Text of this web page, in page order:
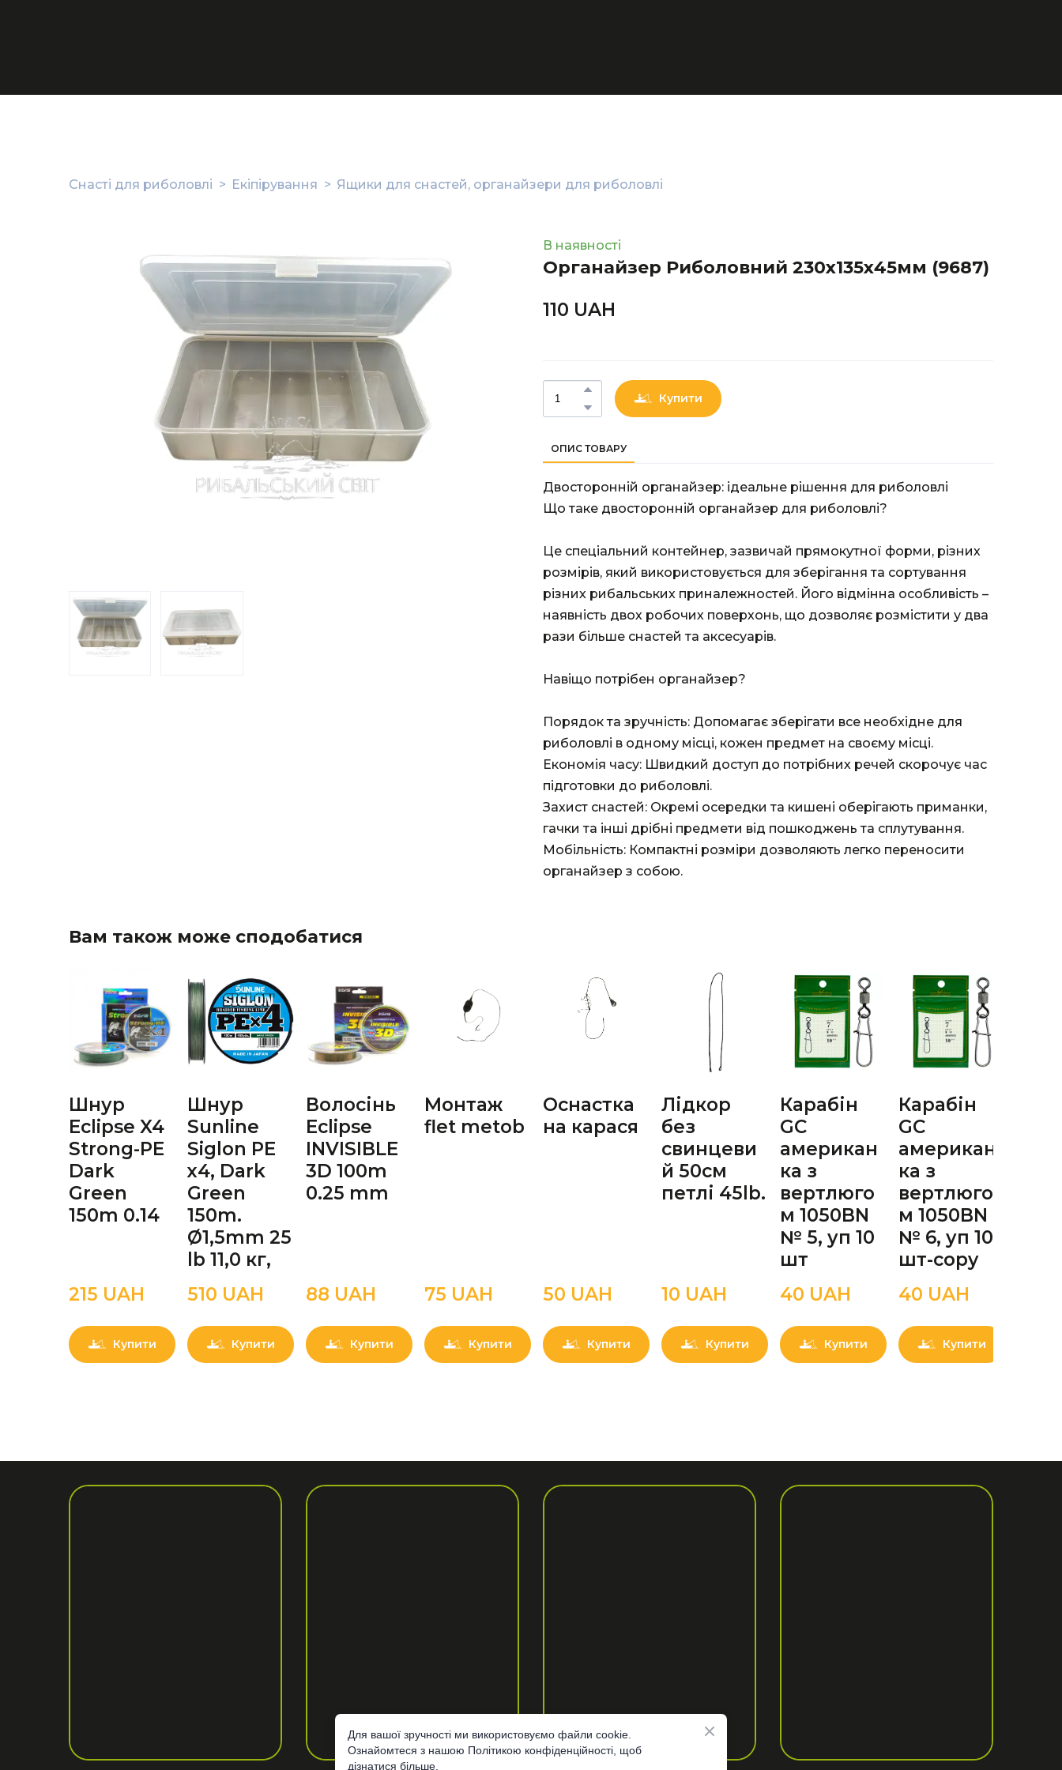
Снасті для риболовлі Екіпірування Ящики для снастей, органайзери для риболовлі
В наявності
Органайзер Риболовний 230х135х45мм (9687)
110 UAН
Купити
ОПИС ТОВАРУ
Двосторонній органайзер: ідеальне рішення для риболовлі
Що таке двосторонній органайзер для риболовлі?
Це спеціальний контейнер, зазвичай прямокутної форми, різних
розмірів, який використовується для зберігання та сортування
різних рибальських приналежностей. Його відмінна особливість –
наявність двох робочих поверхонь, що дозволяє розмістити у два
рази більше снастей та аксесуарів.
Навіщо потрібен органайзер?
Порядок та зручність: Допомагає зберігати все необхідне для
риболовлі в одному місці, кожен предмет на своєму місці.
Економія часу: Швидкий доступ до потрібних речей скорочує час
підготовки до риболовлі.
Захист снастей: Окремі осередки та кишені оберігають приманки,
гачки та інші дрібні предмети від пошкоджень та сплутування.
Мобільність: Компактні розміри дозволяють легко переносити
органайзер з собою.
Вам також може сподобатися
Шнур
Eclipse X4
Strong-PE
Dark
Green
150m 0.14
215 UAН
Купити
Шнур
Sunline
Siglon PE
х4, Dark
Green
150m.
Ø1,5mm 25
lb 11,0 кг,
510 UAН
Купити
Волосінь
Eclipse
INVISIBLE
3D 100m
0.25 mm
88 UAН
Купити
Монтаж
flet metob
75 UAН
Купити
Оснастка
на карася
50 UAН
Купити
Лідкор
без
свинцеви
й 50см
петлі 45lb.
10 UAН
Купити
Карабін
GC
американ
ка з
вертлюго
м 1050BN
№ 5, уп 10
шт
40 UAН
Купити
Карабін
GC
американ
ка з
вертлюго
м 1050BN
№ 6, уп 10
шт-copy
40 UAН
Купити
Для вашої зручності ми використовуємо файли cookie.
Ознайомтеся з нашою Політикою конфіденційності, щоб
дізнатися більше.